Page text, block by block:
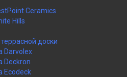
Ceramics
Hills
доски
Darvolex
Deckron
Ecodeck